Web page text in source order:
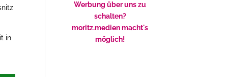
in
Werbung über uns zu
schalten?
moritz.medien macht's
möglich!